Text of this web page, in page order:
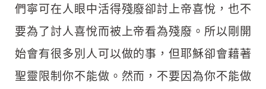
們寧可在人眼中活得殘廢卻討上帝喜悅，也不
要為了討人喜悅而被上帝看為殘廢。所以剛開
始會有很多別人可以做的事，但耶穌卻會藉著
聖靈限制你不能做。然而，不要因為你不能做